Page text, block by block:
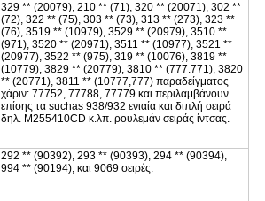
329 ** (20079), 210 ** (71), 320 ** (20071), 302 **
(72), 322 ** (75), 303 ** (73), 313 ** (273), 323 **
(76), 3519 ** (10979), 3529 ** (20979), 3510 **
(971), 3520 ** (20971), 3511 ** (10977), 3521 **
(20977), 3522 ** (975), 319 ** (10076), 3819 **
(10779), 3829 ** (20779), 3810 ** (777.771), 3820
** (20771), 3811 ** (10777,777) παραδείγματος
χάριν: 77752, 77788, 77779 και περιλαμβάνουν
επίσης τα suchas 938/932 ενιαία και διπλή σειρά
δηλ. M255410CD κ.λπ. ρουλεμάν σειράς ίντσας.
292 ** (90392), 293 ** (90393), 294 ** (90394),
994 ** (90194), και 9069 σειρές.